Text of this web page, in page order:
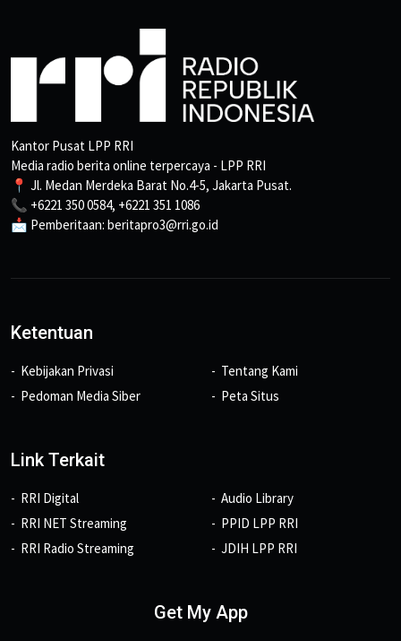
Kantor Pusat LPP RRI
Media radio berita online terpercaya - LPP RRI
📍 Jl. Medan Merdeka Barat No.4-5, Jakarta Pusat.
📞 +6221 350 0584, +6221 351 1086
📩 Pemberitaan: beritapro3@rri.go.id
Ketentuan
Kebijakan Privasi
Pedoman Media Siber
Tentang Kami
Peta Situs
Link Terkait
RRI Digital
RRI NET Streaming
RRI Radio Streaming
Audio Library
PPID LPP RRI
JDIH LPP RRI
Get My App